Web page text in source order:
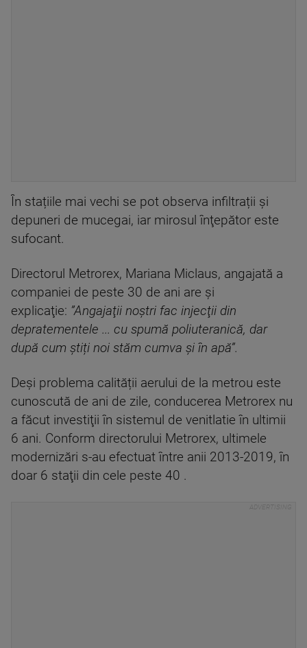
În stațiile mai vechi se pot observa infiltrații și
depuneri de mucegai, iar mirosul înţepător este
sufocant.
Directorul Metrorex, Mariana Miclaus, angajată a
companiei de peste 30 de ani are şi
explicaţie: ”Angajaţii noştri fac injecţii din
depratementele ... cu spumă poliuteranică, dar
după cum știți noi stăm cumva şi în apă”.
Deşi problema calității aerului de la metrou este
cunoscută de ani de zile, conducerea Metrorex nu
a făcut investiţii în sistemul de venitlatie în ultimii
6 ani. Conform directorului Metrorex, ultimele
modernizări s-au efectuat între anii 2013-2019, în
doar 6 staţii din cele peste 40 .